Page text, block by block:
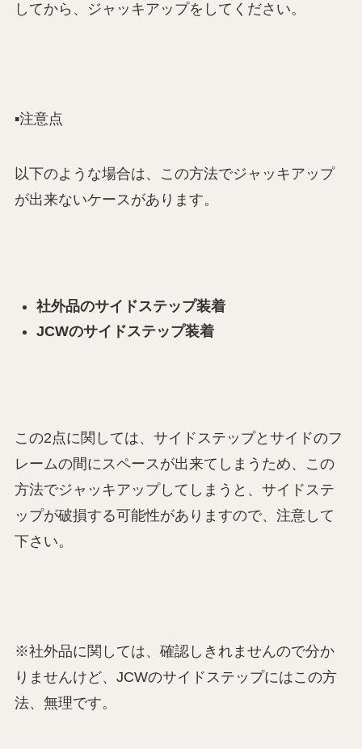
してから、ジャッキアップをしてください。
▪️注意点
以下のような場合は、この方法でジャッキアップ
が出来ないケースがあります。
社外品のサイドステップ装着
JCWのサイドステップ装着
この2点に関しては、サイドステップとサイドのフ
レームの間にスペースが出来てしまうため、この
方法でジャッキアップしてしまうと、サイドステ
ップが破損する可能性がありますので、注意して
下さい。
※社外品に関しては、確認しきれませんので分か
りませんけど、JCWのサイドステップにはこの方
法、無理です。